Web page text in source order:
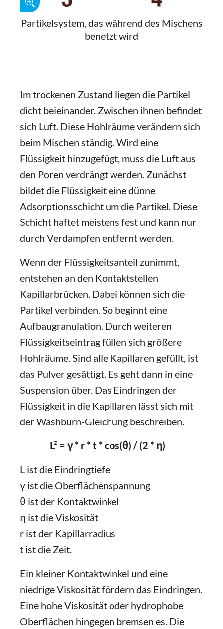
Partikelsystem, das während des Mischens
benetzt wird
Im trockenen Zustand liegen die Partikel
dicht beieinander. Zwischen ihnen befindet
sich Luft. Diese Hohlräume verändern sich
beim Mischen ständig. Wird eine
Flüssigkeit hinzugefügt, muss die Luft aus
den Poren verdrängt werden. Zunächst
bildet die Flüssigkeit eine dünne
Adsorptionsschicht um die Partikel. Diese
Schicht haftet meistens fest und kann nur
durch Verdampfen entfernt werden.
Wenn der Flüssigkeitsanteil zunimmt,
entstehen an den Kontaktstellen
Kapillarbrücken. Dabei können sich die
Partikel verbinden. So beginnt eine
Aufbaugranulation. Durch weiteren
Flüssigkeitseintrag füllen sich größere
Hohlräume. Sind alle Kapillaren gefüllt, ist
das Pulver gesättigt. Es geht dann in eine
Suspension über. Das Eindringen der
Flüssigkeit in die Kapillaren lässt sich mit
der Washburn-Gleichung beschreiben.
L² = γ * r * t * cos(θ) / (2 * η)
L ist die Eindringtiefe
γ ist die Oberflächenspannung
θ ist der Kontaktwinkel
η ist die Viskosität
r ist der Kapillarradius
t ist die Zeit.
Ein kleiner Kontaktwinkel und eine
niedrige Viskosität fördern das Eindringen.
Eine hohe Viskosität oder hydrophobe
Oberflächen hingegen bremsen es. Die